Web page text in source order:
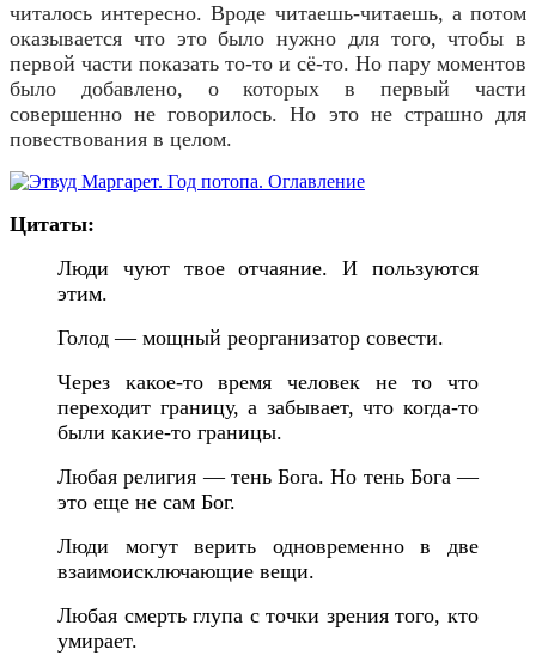
читалось интересно. Вроде читаешь-читаешь, а потом
оказывается что это было нужно для того, чтобы в
первой части показать то-то и сё-то. Но пару моментов
было добавлено, о которых в первый части
совершенно не говорилось. Но это не страшно для
повествования в целом.
Цитаты:
Люди чуют твое отчаяние. И пользуются
этим.
Голод — мощный реорганизатор совести.
Через какое-то время человек не то что
переходит границу, а забывает, что когда-то
были какие-то границы.
Любая религия — тень Бога. Но тень Бога —
это еще не сам Бог.
Люди могут верить одновременно в две
взаимоисключающие вещи.
Любая смерть глупа с точки зрения того, кто
умирает.